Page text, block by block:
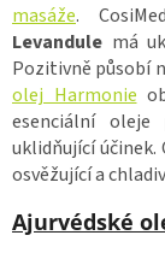
masáže.
Levandule má
Pozitivně působí
olej Harmonie
esenciální
uklidňující účinek.
osvěžující a
Ajurvédské